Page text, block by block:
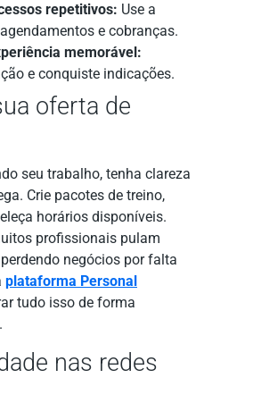
repetitivos: Use a
e cobranças.
memorável:
e conquiste indicações.
oferta de
seu trabalho, tenha clareza
Crie pacotes de treino,
horários disponíveis.
profissionais pulam
negócios por falta
plataforma Personal
tudo isso de forma
nas redes